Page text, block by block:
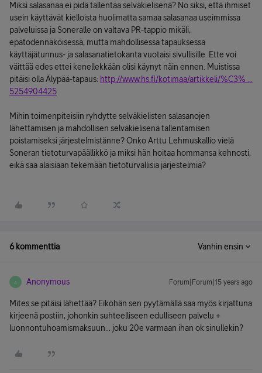
Miksi salasanaa ei pidä tallentaa selväkielisenä? No siksi, että ihmiset
usein käyttävät kielloista huolimatta samaa salasanaa useimmissa
palveluissa ja Soneralle on valtava PR-tappio mikäli,
epätodennäköisessä, mutta mahdollisessa tapauksessa
käyttäjätunnus- ja salasanatietokanta vuotaisi sivullisille. Ette voi
väittää edes ettei kenellekkään olisi käynyt näin ennen. Muistissa
pitäisi olla Älypää-tapaus: http://www.hs.fi/kotimaa/artikkeli/%C3% ...
5254904425
Mihin toimenpiteisiin ryhdytte selväkielisten salasanojen
lähettämisen ja mahdollisen selväkielisenä tallentamisen
poistamiseksi järjestelmistänne? Onko Arttu Lehmuskallio vielä
Soneran tietoturvapäällikkö ja miksi hän hoitaa hommansa kehnosti,
eikä saa alaisiaan tekemään tietoturvallisia järjestelmiä?
6 kommenttia Vanhin ensin
A Anonymous Forum|Forum|15 years ago
Mites se pitäisi lähettää? Eiköhän sen pyytämällä saa myös kirjattuna
kirjeenä postiin, johonkin suhteelliseen edulliseen palvelu +
luonnontuhoamismaksuun... joku 20e varmaan ihan ok sinullekin?